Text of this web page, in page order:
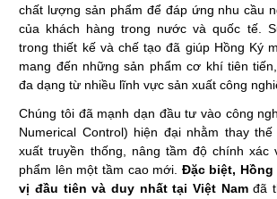
chất lượng sản phẩm để đáp ứng nhu cầu
của khách hàng trong nước và quốc tế.
trong thiết kế và chế tạo đã giúp Hồng Ký
mang đến những sản phẩm cơ khí tiên
đa dạng từ nhiều lĩnh vực sản xuất công
Chúng tôi đã mạnh dạn đầu tư vào công
Numerical Control) hiện đại nhằm thay
xuất truyền thống, nâng tầm độ chính xác
phẩm lên một tầm cao mới. Đặc biệt,
vị đầu tiên và duy nhất tại Việt Namđã